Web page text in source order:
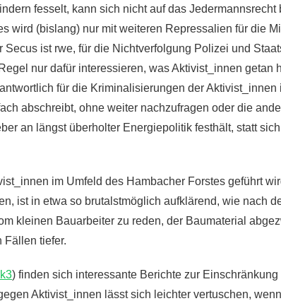
fesselt, kann sich nicht auf das Jedermannsrecht
wird (bislang) nur mit weiteren Repressalien für die
Secus ist rwe, für die Nichtverfolgung Polizei und
nur dafür interessieren, was Aktivist_innen getan
für die Kriminalisierungen der Aktivist_innen
abschreibt, ohne weiter nachzufragen oder die
an längst überholter Energiepolitik festhält, statt
im Umfeld des Hambacher Forstes geführt
ist in etwa so brutalstmöglich aufklärend, wie nach
kleinen Bauarbeiter zu reden, der Baumaterial
Fällen tiefer.
) finden sich interessante Berichte zur
Aktivist_innen lässt sich leichter vertuschen, wenn